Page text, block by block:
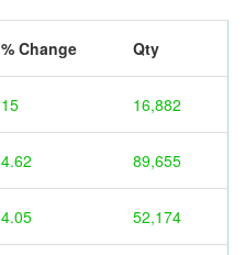
% Change Qty
15 16,882
4.62 89,655
4.05 52,174